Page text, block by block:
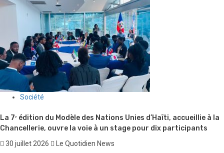
Société
La 7ᵉ édition du Modèle des Nations Unies d’Haïti, accueillie à la
Chancellerie, ouvre la voie à un stage pour dix participants
30 juillet 2026 Le Quotidien News